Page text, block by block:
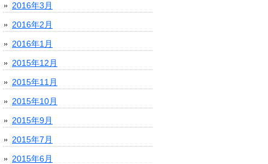
2016年3月
2016年2月
2016年1月
2015年12月
2015年11月
2015年10月
2015年9月
2015年7月
2015年6月